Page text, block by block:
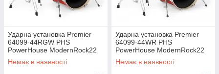
Ударна установка Premier
64099-44RGW PHS
PowerHouse ModernRock22
(Red Groove)
Немає в наявності
Ударна установка Premier
64099-44WR PHS
PowerHouse ModernRock22
(Wine Red)
Немає в наявності